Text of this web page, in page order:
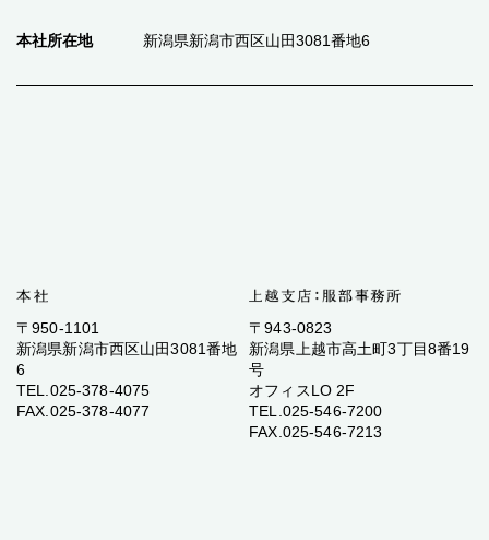
本社所在地 新潟県新潟市西区山田3081番地6
〒950-1101
新潟県新潟市西区山田3081番地
6
TEL.025-378-4075
FAX.025-378-4077
〒943-0823
新潟県上越市高土町3丁目8番19
号
オフィスLO 2F
TEL.025-546-7200
FAX.025-546-7213